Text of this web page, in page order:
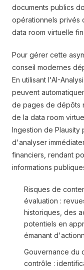
documents publics
opérationnels privés
data room virtuelle
Pour gérer cette
conseil modernes
En utilisant l'AI-
peuvent
de pages de dépôts
de la data room
Ingestion de
d'analyser
financiers, rendant
informations
Risques de
évaluation :
historiques, des
potentiels en
émanant
Gouvernance du
contrôle :